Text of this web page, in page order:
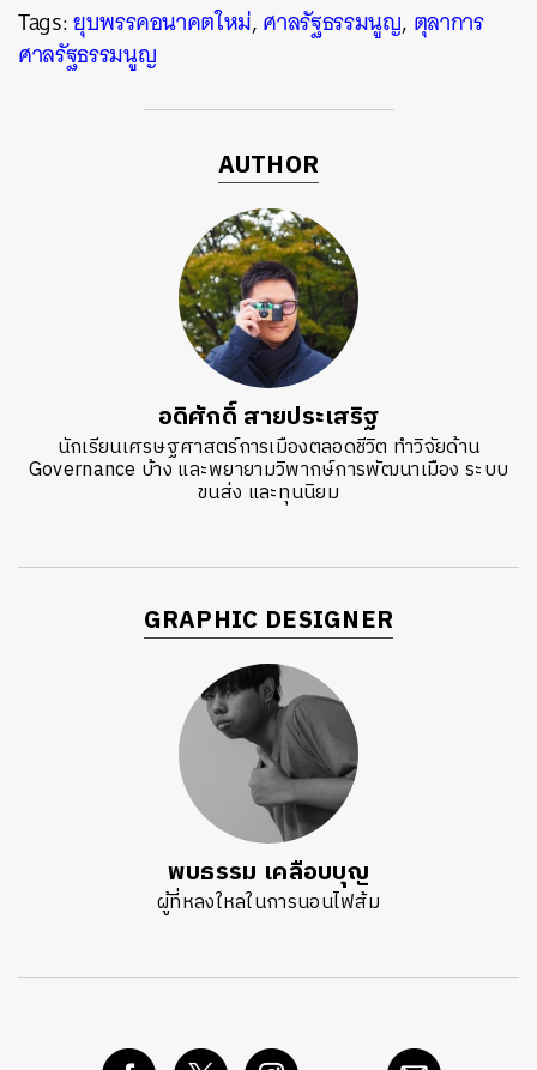
Tags:ยุบพรรคอนาคตใหม่,ศาลรัฐธรรมนูญ, ตุลาการ
ศาลรัฐธรรมนูญ
AUTHOR
อดิศักดิ์ สายประเสริฐ
นักเรียนเศรษฐศาสตร์การเมืองตลอดชีวิต ทำวิจัยด้าน
Governance บ้าง และพยายามวิพากษ์การพัฒนาเมือง ระบบ
ขนส่ง และทุนนิยม
GRAPHIC DESIGNER
พบธรรม เคลือบบุญ
ผู้ที่หลงใหลในการนอนไฟส้ม